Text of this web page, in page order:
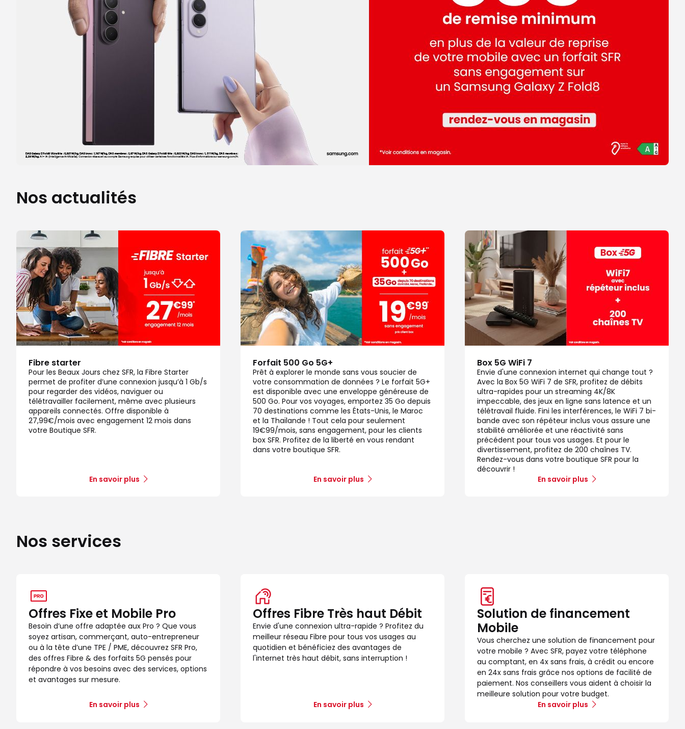
Boutique SFR Boussy Saint Antoine Val d'Yerres
C Cial Val d' Yerres Carrefour
91800 Boussy Saint Antoine
Prendre rendez-vous
Boutique SFR Thiais Belle Epine
4,7/5 Note de 4.7 sur 5
Certifié par Goodays
Itinéraire
Prendre rendez-vous
Voir la boutique
7
15.57 km
Boutique SFR Massy
C Cial Massy Carrefour
91300 Massy
4,8/5Note de 4.8 sur 5
132 avis
Certifié par Goodays
Fermé actuellement
Prendre rendez-vous
Voir la boutique
8 Boutique SFR Villebon / Yvette
C Cial Villebon 2
Fermé actuellement
Fermé actuellement
Itinéraire
Prendre rendez-vous
Voir la boutique
Boutique SFR Creteil Soleil Bas
C Cial Creteil Soleil Bas Carrefour
Nos actualités
Fibre starter
Pour les Beaux Jours chez SFR, la Fibre Starter
permet de profiter d’une connexion jusqu’à 1 Gb/s
pour regarder des vidéos, naviguer ou
télétravailler facilement, même avec plusieurs
appareils connectés. Offre disponible à
27,99€/mois avec engagement 12 mois dans
votre Boutique SFR.
En savoir plus
Forfait 500 Go 5G+
Prêt à explorer le monde sans vous soucier de
votre consommation de données ? Le forfait 5G+
est disponible avec une enveloppe généreuse de
500 Go. Pour vos voyages, emportez 35 Go depuis
70 destinations comme les États-Unis, le Maroc
et la Thaïlande ! Tout cela pour seulement
19€99/mois, sans engagement, pour les clients
box SFR. Profitez de la liberté en vous rendant
dans votre boutique SFR.
En savoir plus
Box 5G WiFi 7
Envie d'une connexion internet qui change tout ?
Avec la Box 5G WiFi 7 de SFR, profitez de débits
ultra-rapides pour un streaming 4K/8K
impeccable, des jeux en ligne sans latence et un
télétravail fluide. Fini les interférences, le WiFi 7 bi-
bande avec son répéteur inclus vous assure une
stabilité améliorée et une réactivité sans
précédent pour tous vos usages. Et pour le
divertissement, profitez de 200 chaînes TV.
Rendez-vous dans votre boutique SFR pour la
découvrir !
En savoir plus
Nos services
Offres Fixe et Mobile Pro
Besoin d’une offre adaptée aux Pro ? Que vous
soyez artisan, commerçant, auto-entrepreneur
ou à la tête d’une TPE / PME, découvrez SFR Pro,
des offres Fibre & des forfaits 5G pensés pour
répondre à vos besoins avec des services, options
et avantages sur mesure.
En savoir plus
Offres Fibre Très haut Débit
Envie d'une connexion ultra-rapide ? Profitez du
meilleur réseau Fibre pour tous vos usages au
quotidien et bénéficiez des avantages de
l'internet très haut débit, sans interruption !
En savoir plus
Solution de financement
Mobile
Vous cherchez une solution de financement pour
votre mobile ? Avec SFR, payez votre téléphone
au comptant, en 4x sans frais, à crédit ou encore
en 24x sans frais grâce nos options de facilité de
paiement. Nos conseillers vous aident à choisir la
meilleure solution pour votre budget.
En savoir plus